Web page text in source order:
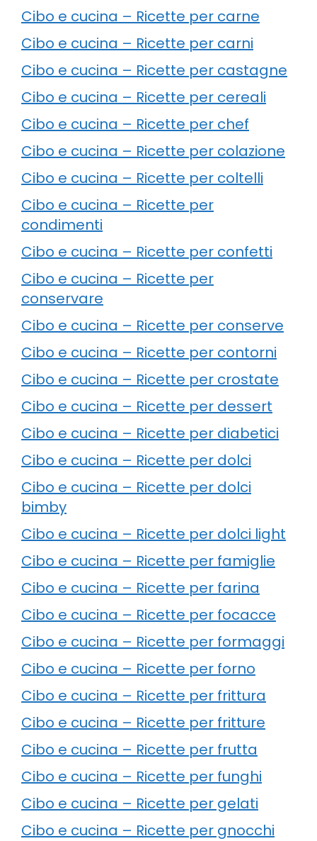
Cibo e cucina – Ricette per carne
Cibo e cucina – Ricette per carni
Cibo e cucina – Ricette per castagne
Cibo e cucina – Ricette per cereali
Cibo e cucina – Ricette per chef
Cibo e cucina – Ricette per colazione
Cibo e cucina – Ricette per coltelli
Cibo e cucina – Ricette per
condimenti
Cibo e cucina – Ricette per confetti
Cibo e cucina – Ricette per
conservare
Cibo e cucina – Ricette per conserve
Cibo e cucina – Ricette per contorni
Cibo e cucina – Ricette per crostate
Cibo e cucina – Ricette per dessert
Cibo e cucina – Ricette per diabetici
Cibo e cucina – Ricette per dolci
Cibo e cucina – Ricette per dolci
bimby
Cibo e cucina – Ricette per dolci light
Cibo e cucina – Ricette per famiglie
Cibo e cucina – Ricette per farina
Cibo e cucina – Ricette per focacce
Cibo e cucina – Ricette per formaggi
Cibo e cucina – Ricette per forno
Cibo e cucina – Ricette per frittura
Cibo e cucina – Ricette per fritture
Cibo e cucina – Ricette per frutta
Cibo e cucina – Ricette per funghi
Cibo e cucina – Ricette per gelati
Cibo e cucina – Ricette per gnocchi